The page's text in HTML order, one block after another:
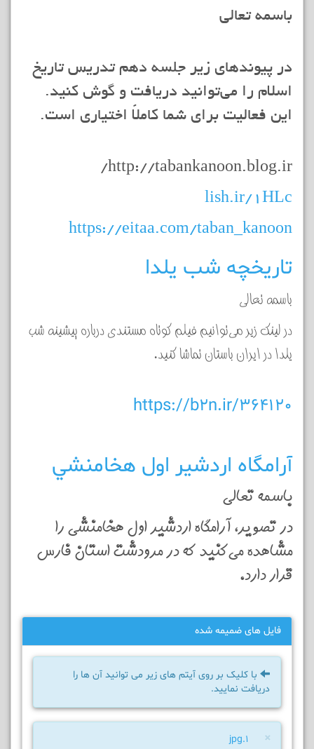
باسمه تعالي
در پيوندهاي زير جلسه دهم تدريس تاريخ
اسلام را مي‌توانيد دريافت و گوش كنيد.
اين فعاليت براي شما كاملاً اختياري است.
http://tabankanoon.blog.ir/
lish.ir/1HLc
https://eitaa.com/taban_kanoon
تاريخچه شب يلدا
باسمه تعالي
در لينك زير مي‌توانيم فيلم كوتاه مستندي درباره پيشينه شب
يلدا در ايران باستان تماشا كنيد.
https://b2n.ir/364120
آرامگاه اردشير اول هخامنشي
باسمه تعالي
در تصوير، آرامگاه اردشير اول هخامنشي را
مشاهده مي‌كنيد كه در مرودشت استان فارس
قرار دارد.
فایل های ضمیمه شده
با کلیک بر روی آیتم های زیر می توانید آن ها را
دریافت نمایید.
×
1.jpg